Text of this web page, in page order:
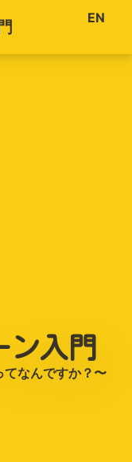
EN
ン入門
てなんですか？〜